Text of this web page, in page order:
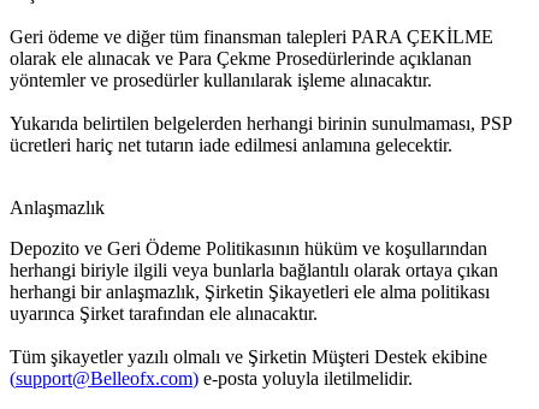
Geri ödeme ve diğer tüm finansman talepleri PARA ÇEKİLME
olarak ele alınacak ve Para Çekme Prosedürlerinde açıklanan
yöntemler ve prosedürler kullanılarak işleme alınacaktır.
Yukarıda belirtilen belgelerden herhangi birinin sunulmaması, PSP
ücretleri hariç net tutarın iade edilmesi anlamına gelecektir.
Anlaşmazlık
Depozito ve Geri Ödeme Politikasının hüküm ve koşullarından
herhangi biriyle ilgili veya bunlarla bağlantılı olarak ortaya çıkan
herhangi bir anlaşmazlık, Şirketin Şikayetleri ele alma politikası
uyarınca Şirket tarafından ele alınacaktır.
Tüm şikayetler yazılı olmalı ve Şirketin Müşteri Destek ekibine
(support@Belleofx.com) e-posta yoluyla iletilmelidir.